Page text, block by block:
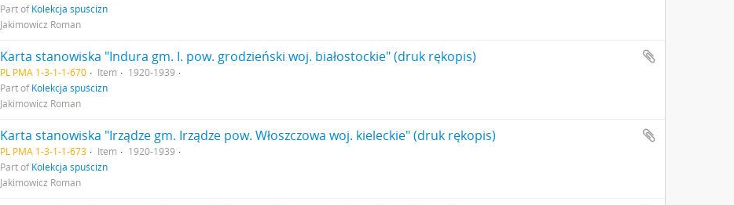
Part ofKolekcja spuścizn
Jakimowicz Roman
Karta stanowiska "Indura gm. I. pow. grodzieński woj. białostockie" (druk rękopis)
PL PMA 1-3-1-1-670 Item
1920-1939
Part ofKolekcja spuścizn
Jakimowicz Roman
Karta stanowiska "Irządze gm. Irządze pow. Włoszczowa woj. kieleckie" (druk rękopis)
PL PMA 1-3-1-1-673 Item
1920-1939
Part ofKolekcja spuścizn
Jakimowicz Roman